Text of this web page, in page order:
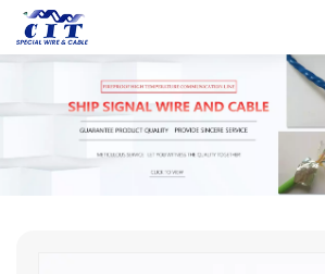
CABLE Co., Ltd.
English
Français